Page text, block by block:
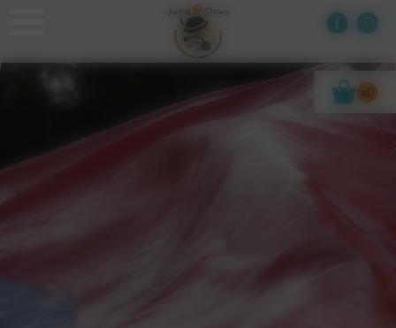
Panneau de gestion des cookies
x0